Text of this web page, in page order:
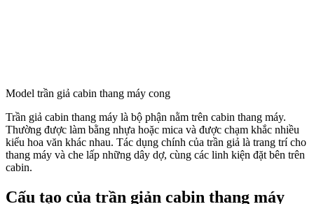
Model trần giả cabin thang máy cong
Trần giả cabin thang máy là bộ phận nằm trên cabin thang máy.
Thường được làm bằng nhựa hoặc mica và được chạm khắc nhiều
kiểu hoa văn khác nhau. Tác dụng chính của trần giả là trang trí cho
thang máy và che lấp những dây dợ, cùng các linh kiện đặt bên trên
cabin.
Cấu tạo của trần giản cabin thang máy